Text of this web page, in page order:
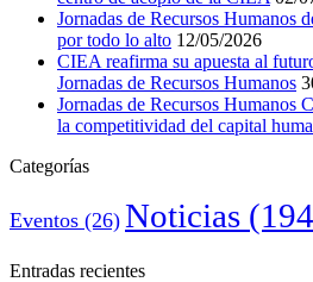
Jornadas de Recursos Humanos
por todo lo alto 12/05/2026
CIEA reafirma su apuesta al
Jornadas de Recursos Humanos
Jornadas de Recursos Humanos
la competitividad del capital
Categorías
Eventos (26) Noticias
Entradas recientes